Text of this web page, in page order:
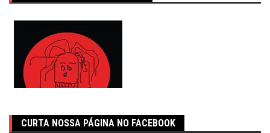
CURTA NOSSA PÁGINA NO FACEBOOK